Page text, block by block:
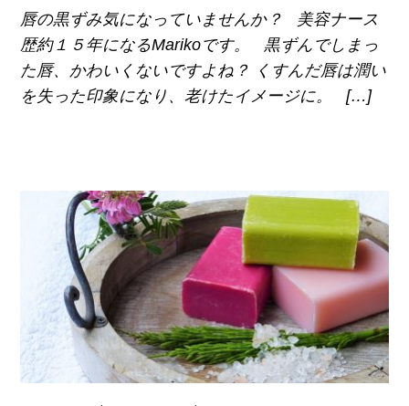
唇の黒ずみ気になっていませんか？ 美容ナース
歴約１５年になるMarikoです。 黒ずんでしまっ
た唇、かわいくないですよね？ くすんだ唇は潤い
を失った印象になり、老けたイメージに。 […]